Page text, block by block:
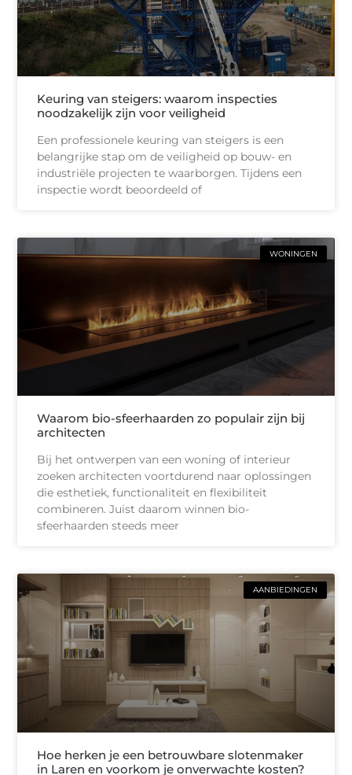
Keuring van steigers: waarom inspecties
noodzakelijk zijn voor veiligheid
Een professionele keuring van steigers is een
belangrijke stap om de veiligheid op bouw- en
industriële projecten te waarborgen. Tijdens een
inspectie wordt beoordeeld of
WONINGEN
Waarom bio-sfeerhaarden zo populair zijn bij
architecten
Bij het ontwerpen van een woning of interieur
zoeken architecten voortdurend naar oplossingen
die esthetiek, functionaliteit en flexibiliteit
combineren. Juist daarom winnen bio-
sfeerhaarden steeds meer
AANBIEDINGEN
Hoe herken je een betrouwbare slotenmaker
in Laren en voorkom je onverwachte kosten?